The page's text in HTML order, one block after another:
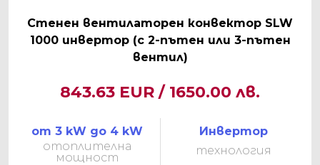
Стенен вентилаторен конвектор SLW
1000 инвертор (с 2-пътен или 3-пътен
вентил)
843.63 EUR / 1650.00 лв.
от 3 kW до 4 kW
отоплителна
мощност
Инвертор
технология